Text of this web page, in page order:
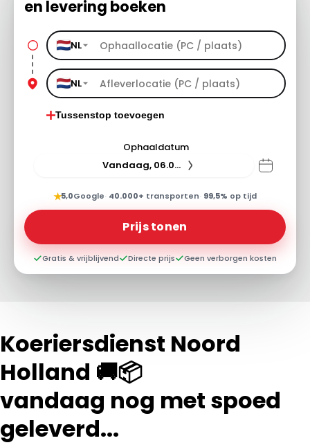
en levering boeken
NL
NL
Tussenstop toevoegen
Ophaaldatum
Vandaag, 06.08.26
★5,0Google· 40.000+ transporten· 99,5% op tijd
Prijs tonen
Gratis & vrijblijvend Directe prijs Geen verborgen kosten
Koeriersdienst Noord
Holland 🚚📦
vandaag nog met spoed
geleverd...